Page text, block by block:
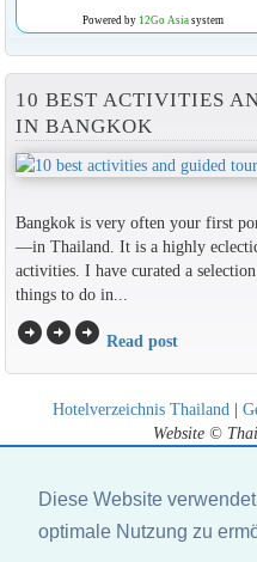
Diese Website
optimale Nutzung zu
Powered by 12Go Asiasystem
10 BEST ACTIVITIES
IN BANGKOK
Bangkok is very often your first
—in Thailand. It is a highly
activities. I have curated a
things to do in...
arrow_circle_rightarrow_circle_rightarrow_circle_right Read post
Hotelverzeichnis Thailand |
Website ©